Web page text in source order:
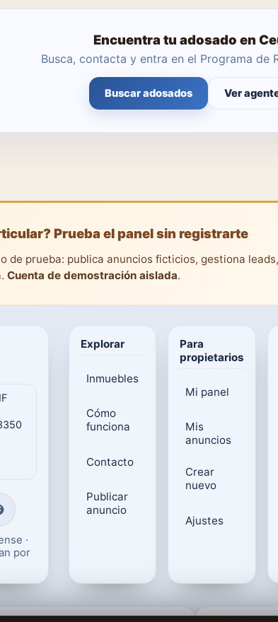
Encuentra tu adosado en
Busca, contacta y entra en el Programa de
Buscar adosados Ver
Prueba el panel sin registrarte
de prueba: publica anuncios ficticios, gestiona leads,
Cuenta de demostración aislada.
·
por
Explorar
Inmuebles
Cómo
funciona
Contacto
Publicar
anuncio
Para
propietarios
Mi panel
Mis
anuncios
Crear
nuevo
Ajustes